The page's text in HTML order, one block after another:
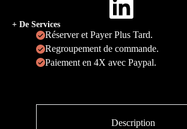
+ De Services
Réserver et Payer Plus Tard.
Regroupement de commande.
Paiement en 4X avec Paypal.
Description